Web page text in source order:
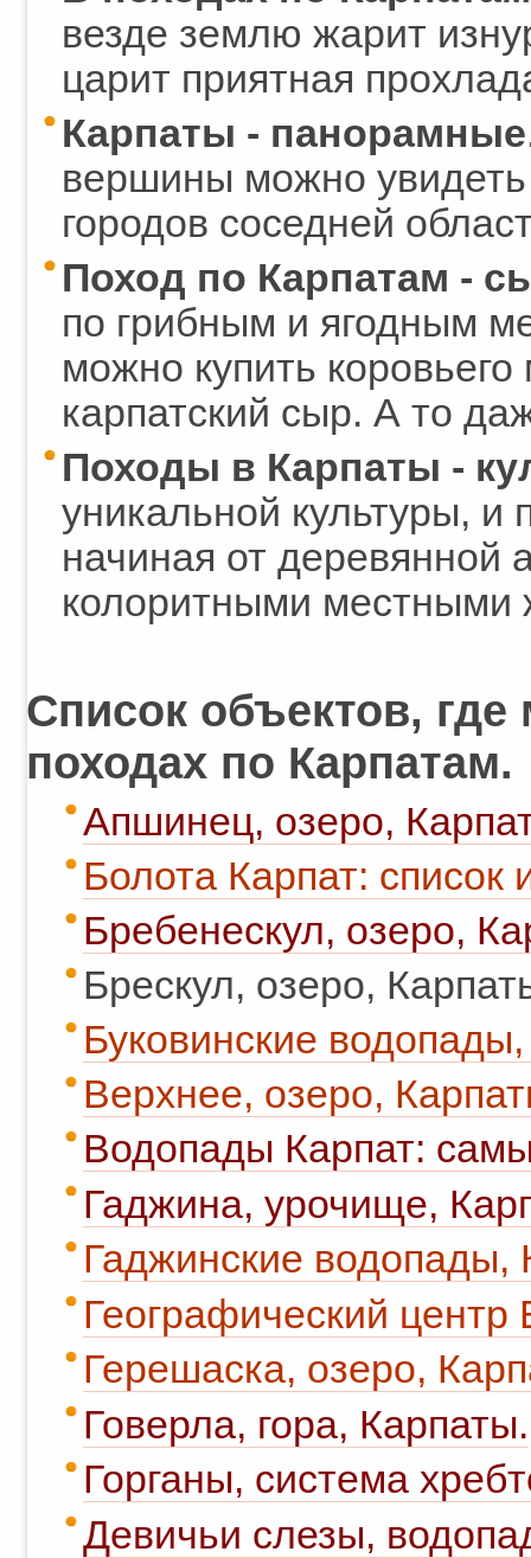
везде землю жарит
царит приятная
Карпаты - панорамные
вершины можно увидеть
городов соседней
Поход по Карпатам -
по грибным и ягодным
можно купить
карпатский сыр. А то
Походы в Карпаты -
уникальной культуры, и
начиная от деревянной
колоритными местными
Список объектов,
походах по Карпатам.
Апшинец, озеро,
Болота Карпат: список
Бребенескул, озеро,
Брескул, озеро,
Буковинские
Верхнее, озеро,
Водопады Карпат:
Гаджина, урочище,
Гаджинские водопады,
Географический
Герешаска, озеро,
Говерла, гора, Карпаты.
Горганы, система
Девичьи слезы,